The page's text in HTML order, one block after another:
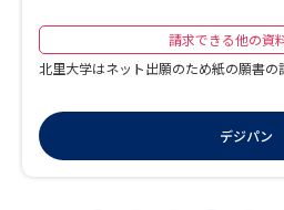
■ 横浜・金沢八景キャンパスからわずか徒歩2
る多様な文化背景を持った学生たちが「ともに
ます。 国内外から集まった約400人の学生が生
生同士がともに暮らしながら学び合えるように
ケーション能力が身につき、異文化体験が出来
培ってきた「産官学連携」の実績がベースとな
面工学コース」■ 文部科学省から発表された「
請求できる他の資
北里大学はネット出願のため紙の願書の
デジパン